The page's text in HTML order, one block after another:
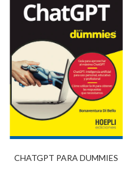
CHATGPT PARA DUMMIES